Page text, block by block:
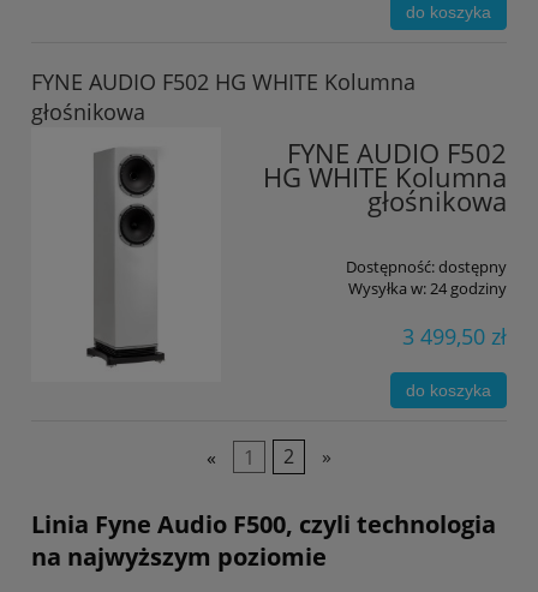
do koszyka
FYNE AUDIO F502 HG WHITE Kolumna
głośnikowa
FYNE AUDIO F502
HG WHITE Kolumna
głośnikowa
Dostępność:dostępny
Wysyłka w:24 godziny
3 499,50 zł
do koszyka
« 1 2 »
Linia Fyne Audio F500, czyli technologia
na najwyższym poziomie